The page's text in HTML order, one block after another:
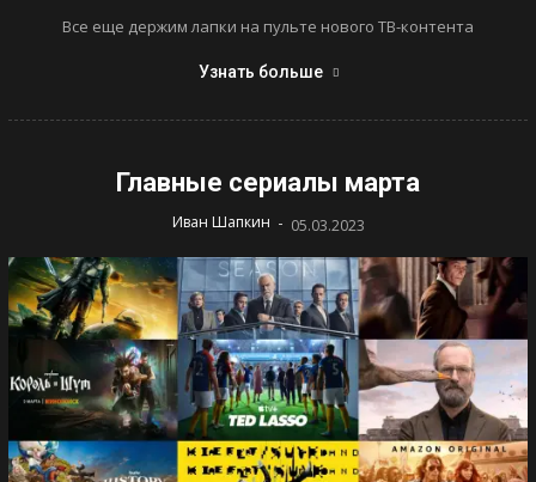
Все еще держим лапки на пульте нового ТВ-контента
Узнать больше
Главные сериалы марта
Иван Шапкин - 05.03.2023